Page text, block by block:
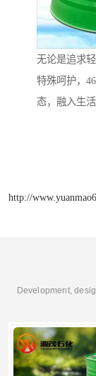
无论是追求
特殊呵护，
态，融入生
http://
Development,